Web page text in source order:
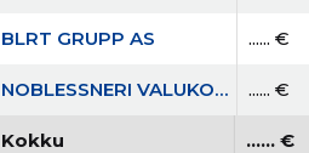
BLRT GRUPP AS ...... €
NOBLESSNERI VALUKODA MTÜ ...... €
Kokku ...... €